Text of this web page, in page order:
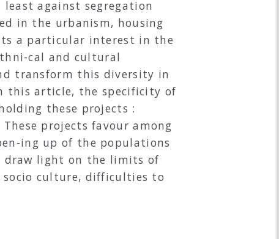
against segregation
in the urbanism, housing
a particular interest in the
cal and cultural
transform this diversity in
this article, the specificity of
these projects :
projects favour among
ing up of the populations
light on the limits of
culture, difficulties to